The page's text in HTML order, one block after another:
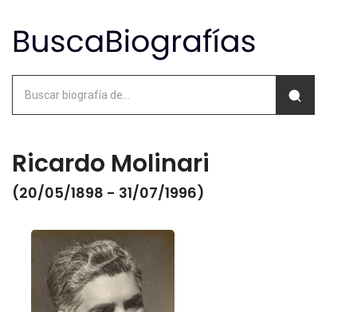
Ricardo Molinari
(20/05/1898 - 31/07/1996)